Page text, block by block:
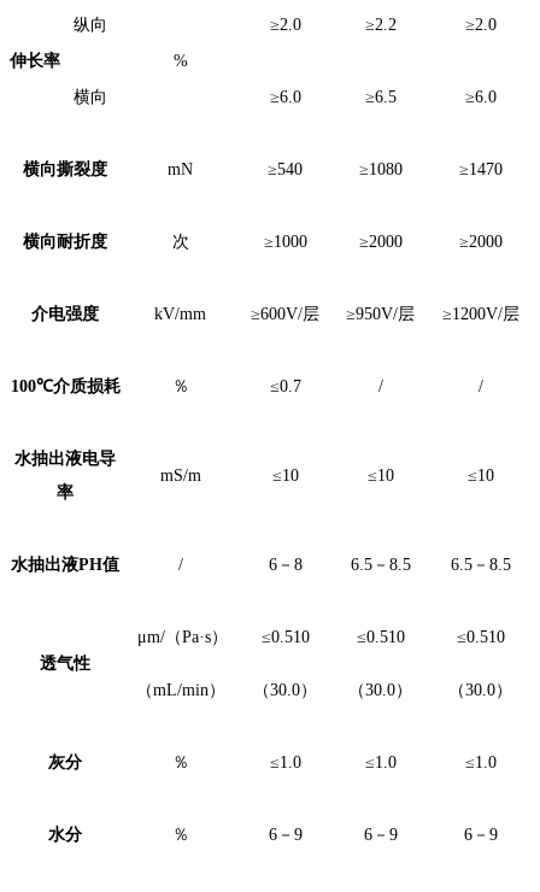
伸长率
纵向
%
≥2.0 ≥2.2 ≥2.0
横向 ≥6.0 ≥6.5 ≥6.0
横向撕裂度 mN ≥540 ≥1080 ≥1470
横向耐折度 次 ≥1000 ≥2000 ≥2000
介电强度 kV/mm ≥600V/层 ≥950V/层 ≥1200V/层
100℃介质损耗 ％ ≤0.7 / /
水抽出液电导
率
mS/m ≤10 ≤10 ≤10
水抽出液PH值 / 6－ 8 6.5－ 8.5 6.5－ 8.5
透气性
μm/ （Pa·s）
（mL/min ）
≤0.510
（30.0）
≤0.510
（30.0）
≤0.510
（30.0）
灰分 ％ ≤1.0 ≤1.0 ≤1.0
水分 ％ 6－ 9 6－ 9 6－ 9